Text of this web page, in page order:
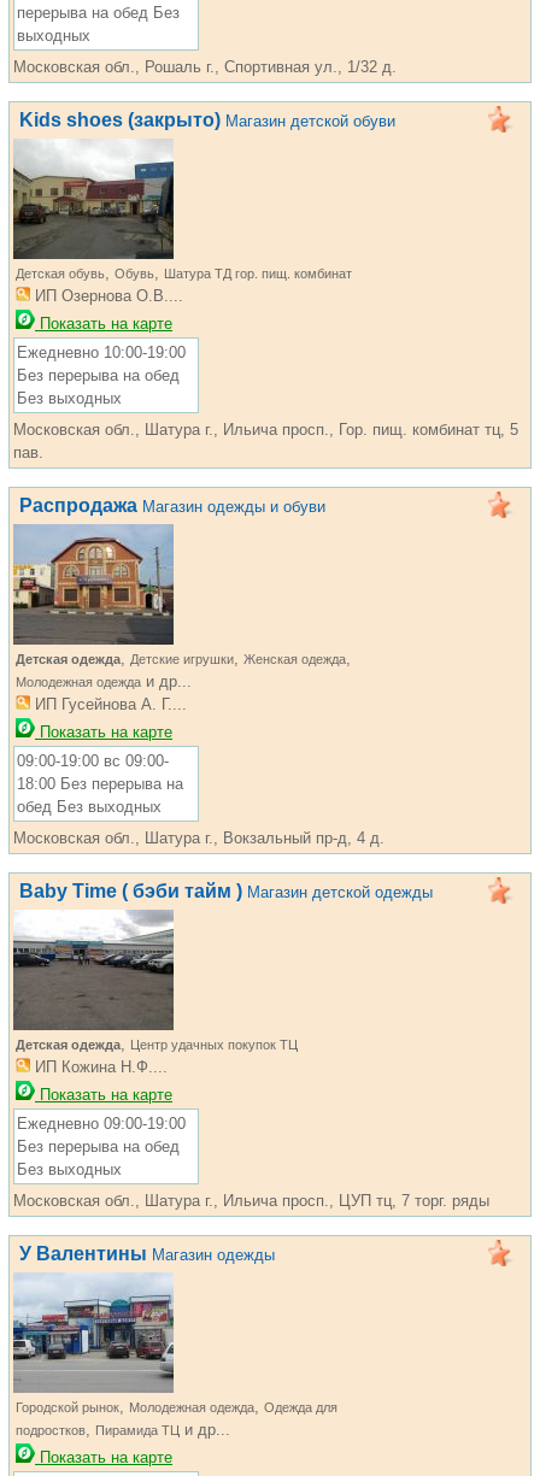
перерыва на обед Без
выходных
Московская обл., Рошаль г., Спортивная ул., 1/32 д.
Kids shoes (закрыто) Магазин детской обуви
Детская обувь, Обувь, Шатура ТД гор. пищ. комбинат
ИП Озернова О.В....
Показать на карте
Ежедневно 10:00-19:00
Без перерыва на обед
Без выходных
Московская обл., Шатура г., Ильича просп., Гор. пищ. комбинат тц, 5
пав.
Распродажа Магазин одежды и обуви
Детская одежда, Детские игрушки, Женская одежда,
Молодежная одежда и др...
ИП Гусейнова А. Г....
Показать на карте
09:00-19:00 вс 09:00-
18:00 Без перерыва на
обед Без выходных
Московская обл., Шатура г., Вокзальный пр-д, 4 д.
Baby Time ( бэби тайм ) Магазин детской одежды
Детская одежда, Центр удачных покупок ТЦ
ИП Кожина Н.Ф....
Показать на карте
Ежедневно 09:00-19:00
Без перерыва на обед
Без выходных
Московская обл., Шатура г., Ильича просп., ЦУП тц, 7 торг. ряды
У Валентины Магазин одежды
Городской рынок, Молодежная одежда, Одежда для
подростков, Пирамида ТЦ и др...
Показать на карте